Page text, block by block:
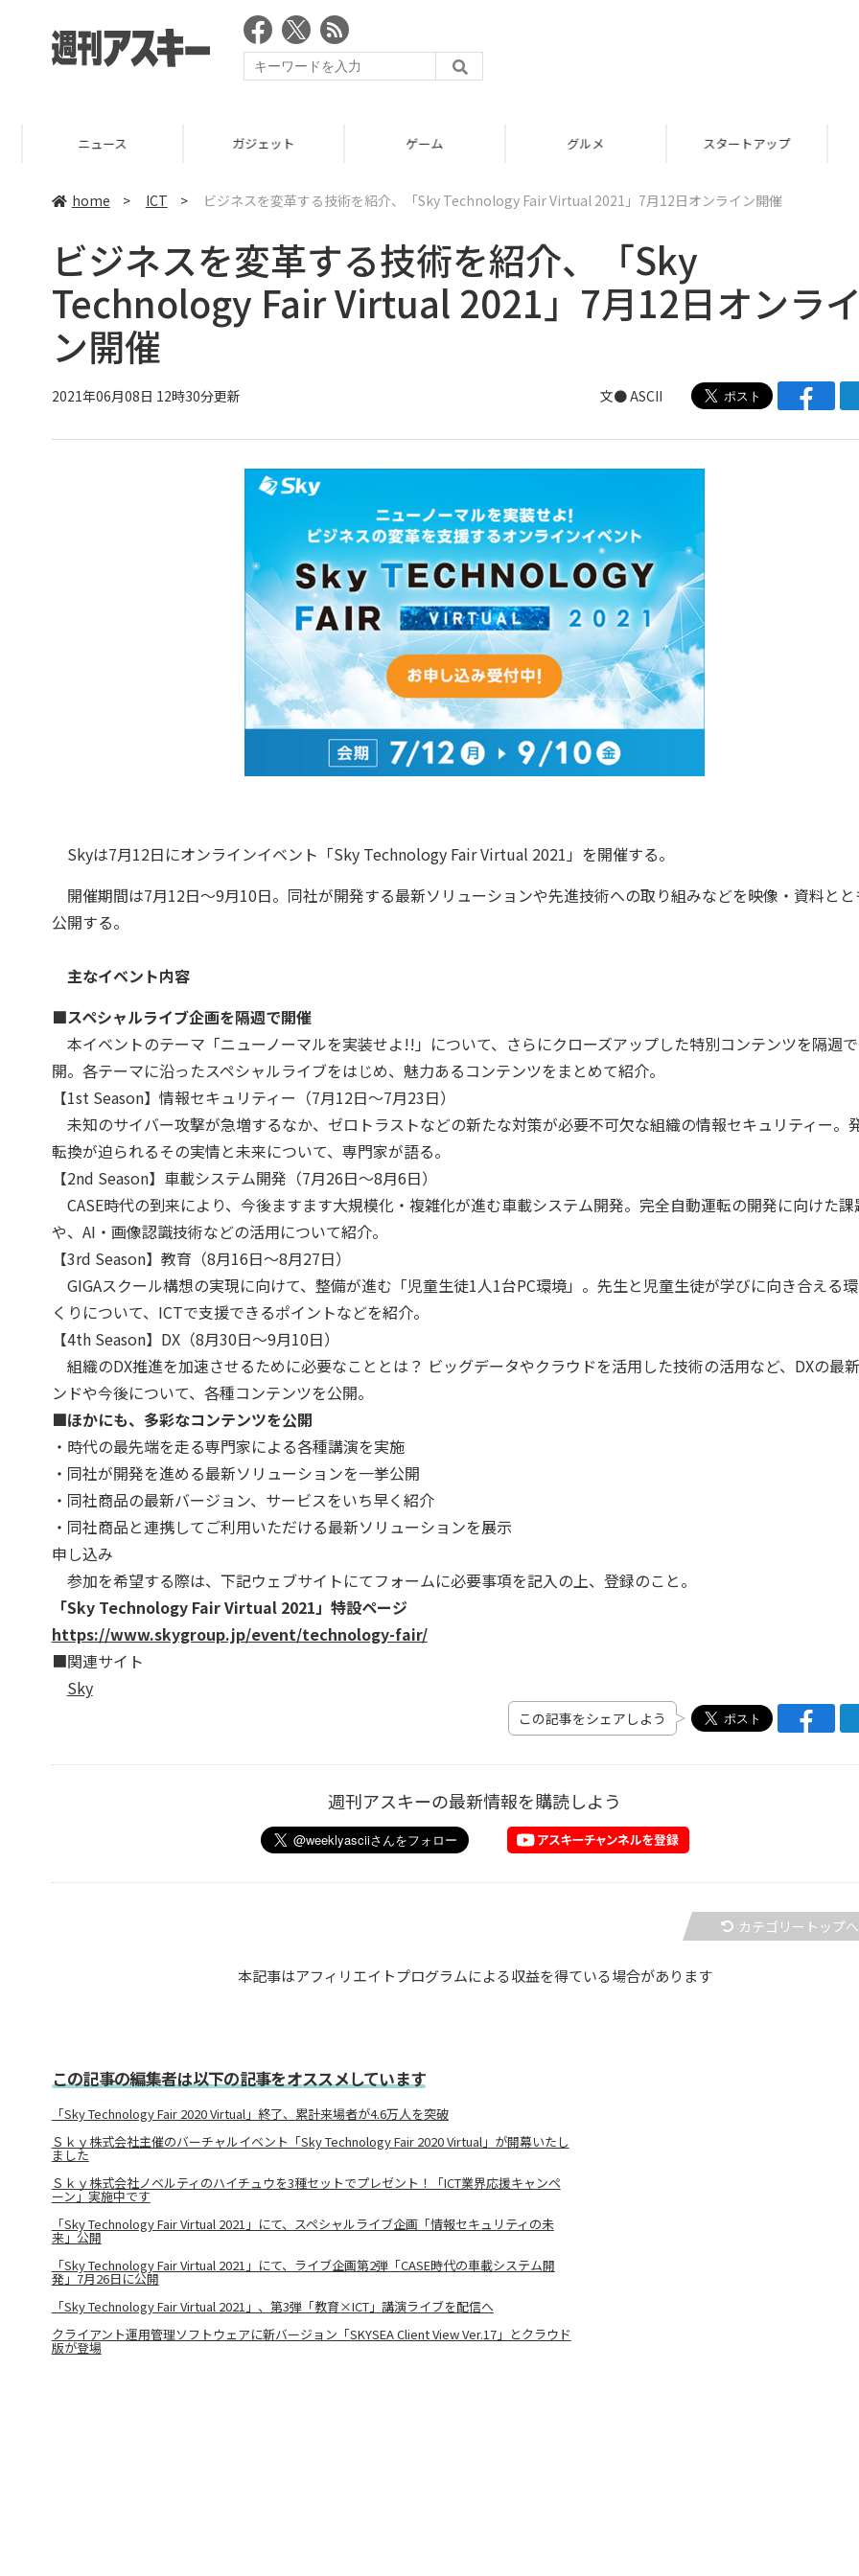
ニュース ガジェット ゲーム グルメ スタートアップ
home > ICT > ビジネスを変革する技術を紹介、「Sky Technology Fair Virtual 2021」7月12日オンライン開催
ビジネスを変革する技術を紹介、「Sky
Technology Fair Virtual 2021」7月12日オンラ
ン開催
2021年06月08日 12時30分更新 文● ASCII
Skyは7月12日にオンラインイベント「Sky Technology Fair Virtual 2021」を開催する。
開催期間は7月12日～9月10日。同社が開発する最新ソリューションや先進技術への取り組みなどを映像・資料と
公開する。
主なイベント内容
■スペシャルライブ企画を隔週で開催
本イベントのテーマ「ニューノーマルを実装せよ!!」について、さらにクローズアップした特別コンテンツを隔週
開。各テーマに沿ったスペシャルライブをはじめ、魅力あるコンテンツをまとめて紹介。
【1st Season】情報セキュリティー（7月12日～7月23日）
未知のサイバー攻撃が急増するなか、ゼロトラストなどの新たな対策が必要不可欠な組織の情報セキュリティー。
転換が迫られるその実情と未来について、専門家が語る。
【2nd Season】車載システム開発（7月26日～8月6日）
CASE時代の到来により、今後ますます大規模化・複雑化が進む車載システム開発。完全自動運転の開発に向けた課
や、AI・画像認識技術などの活用について紹介。
【3rd Season】教育（8月16日～8月27日）
GIGAスクール構想の実現に向けて、整備が進む「児童生徒1人1台PC環境」。先生と児童生徒が学びに向き合える
くりについて、ICTで支援できるポイントなどを紹介。
【4th Season】DX（8月30日～9月10日）
組織のDX推進を加速させるために必要なこととは？ ビッグデータやクラウドを活用した技術の活用など、DXの最
ンドや今後について、各種コンテンツを公開。
■ほかにも、多彩なコンテンツを公開
・時代の最先端を走る専門家による各種講演を実施
・同社が開発を進める最新ソリューションを一挙公開
・同社商品の最新バージョン、サービスをいち早く紹介
・同社商品と連携してご利用いただける最新ソリューションを展示
申し込み
参加を希望する際は、下記ウェブサイトにてフォームに必要事項を記入の上、登録のこと。
「Sky Technology Fair Virtual 2021」特設ページ
https://www.skygroup.jp/event/technology-fair/
■関連サイト
Sky
この記事をシェアしよう
週刊アスキーの最新情報を購読しよう
カテゴリートップへ
本記事はアフィリエイトプログラムによる収益を得ている場合があります
この記事の編集者は以下の記事をオススメしています
「Sky Technology Fair 2020 Virtual」終了、累計来場者が4.6万人を突破
Ｓｋｙ株式会社主催のバーチャルイベント「Sky Technology Fair 2020 Virtual」が開幕いたし
ました
Ｓｋｙ株式会社ノベルティのハイチュウを3種セットでプレゼント！「ICT業界応援キャンペ
ーン」実施中です
「Sky Technology Fair Virtual 2021」にて、スペシャルライブ企画「情報セキュリティの未
来」公開
「Sky Technology Fair Virtual 2021」にて、ライブ企画第2弾「CASE時代の車載システム開
発」7月26日に公開
「Sky Technology Fair Virtual 2021」、第3弾「教育×ICT」講演ライブを配信へ
クライアント運用管理ソフトウェアに新バージョン「SKYSEA Client View Ver.17」とクラウド
版が登場